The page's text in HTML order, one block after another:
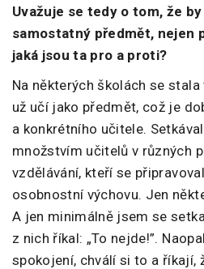
Uvažuje se tedy o tom, že
samostatný předmět, nejen
jaká jsou ta pro a proti?
Na některých školách se
už učí jako předmět, což je
a konkrétního učitele.
množstvím učitelů v různých
vzdělávání, kteří se
osobnostní výchovu. Jen
A jen minimálně jsem se
z nich říkal: „To nejde!”.
spokojení, chválí si to a říkají,